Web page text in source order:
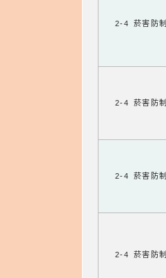
2-4 菸害防制
2-4 菸害防制
2-4 菸害防制
2-4 菸害防制